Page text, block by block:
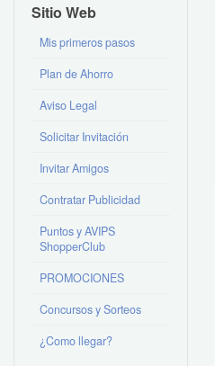
Sitio Web
Mis primeros pasos
Plan de Ahorro
Aviso Legal
Solicitar Invitación
Invitar Amigos
Contratar Publicidad
Puntos y AVIPS
ShopperClub
PROMOCIONES
Concursos y Sorteos
¿Como llegar?